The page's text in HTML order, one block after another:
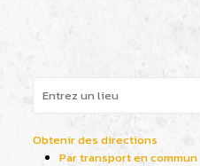
Obtenir des directions
Par transport en commun